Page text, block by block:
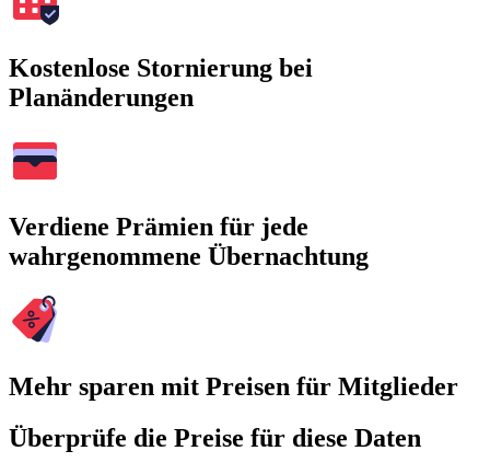
Kostenlose Stornierung bei
Planänderungen
Verdiene Prämien für jede
wahrgenommene Übernachtung
Mehr sparen mit Preisen für Mitglieder
Überprüfe die Preise für diese Daten